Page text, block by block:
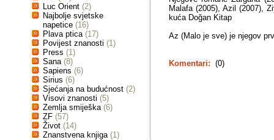
Luc Orient (2)
Najbolje svjetske
napetice (16)
Plava ptica (17)
Povijest znanosti (1)
Press (1)
Sana (8)
Sapiens (6)
Sirius (6)
Sjećanja na budućnost (2)
Visovi znanosti (5)
Zemlja smiješka (6)
ZF (57)
Život (14)
Znanstvena knjiga (1)
Malafa (2005), Azil (2007),
kuća Doğan Kitap
Az (Malo je sve) je njegov
Komentari: (0)